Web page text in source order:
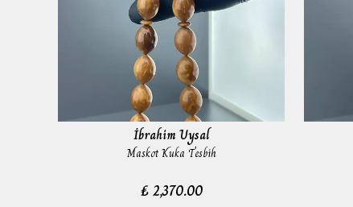
İbrahim Uysal
Maskot Kuka Tesbih
₺ 2,370.00